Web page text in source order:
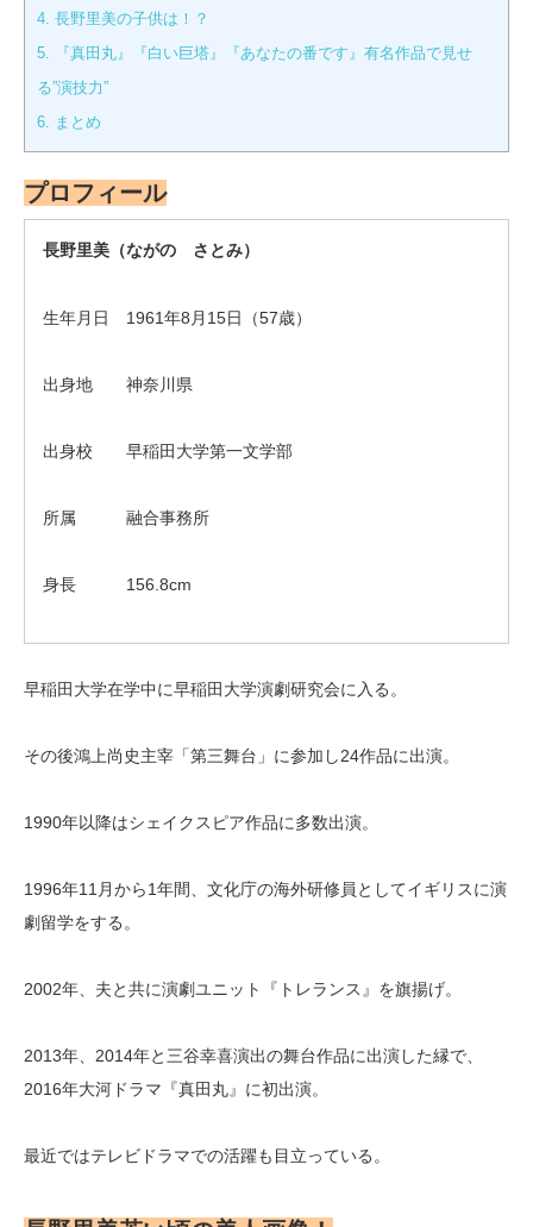
4. 長野里美の子供は！？
5. 『真田丸』『白い巨塔』『あなたの番です』有名作品で見せ
る”演技力”
6. まとめ
プロフィール
長野里美（ながの さとみ）
生年月日 1961年8月15日（57歳）
出身地 神奈川県
出身校 早稲田大学第一文学部
所属 融合事務所
身長 156.8cm
早稲田大学在学中に早稲田大学演劇研究会に入る。
その後鴻上尚史主宰「第三舞台」に参加し24作品に出演。
1990年以降はシェイクスピア作品に多数出演。
1996年11月から1年間、文化庁の海外研修員としてイギリスに演
劇留学をする。
2002年、夫と共に演劇ユニット『トレランス』を旗揚げ。
2013年、2014年と三谷幸喜演出の舞台作品に出演した縁で、
2016年大河ドラマ『真田丸』に初出演。
最近ではテレビドラマでの活躍も目立っている。